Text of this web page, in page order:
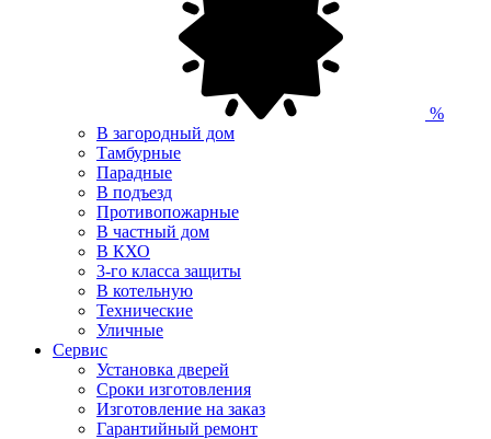
%
В загородный дом
Тамбурные
Парадные
В подъезд
Противопожарные
В частный дом
В КХО
3-го класса защиты
В котельную
Технические
Уличные
Сервис
Установка дверей
Сроки изготовления
Изготовление на заказ
Гарантийный ремонт